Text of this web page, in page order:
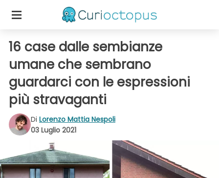
16 case dalle sembianze
umane che sembrano
guardarci con le espressioni
più stravaganti
Di Lorenzo Mattia Nespoli
03 Luglio 2021